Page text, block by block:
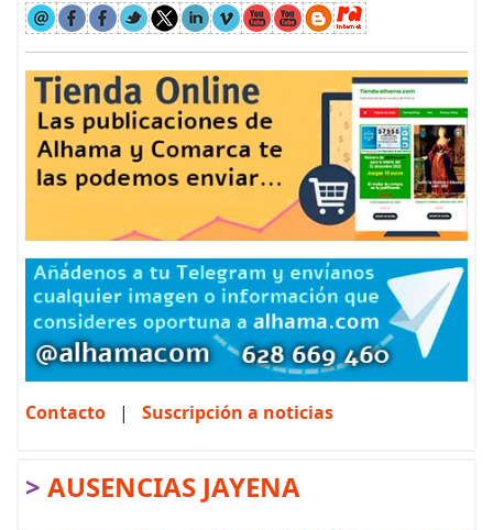
Contacto | Suscripción a noticias
> AUSENCIAS JAYENA